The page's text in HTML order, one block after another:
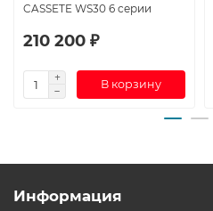
CASSETE WS30 6 серии
210 200 ₽
В корзину
Информация